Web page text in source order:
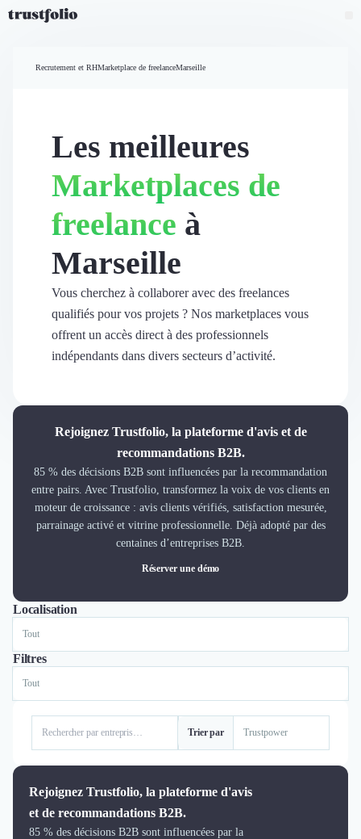
Widgets d'avis
Partage d’avis multicanal
Vidéo de témoignage
Révéler le réseau
Vitrine & média
Suivi du ROI
Voir tous nos avis clients
Découvrir
Découvrir le média
Demander une démo
Connexion
Cabinet de Recrutement
Conseil en Management et Organisation
Gestion paie
Qualité de Vie au Travail (QVT)
Portage Salarial
Responsabilité Sociétale des Entreprises (RSE)
Marketplace de freelance
Coaching
Logiciel SIRH
Solutions pour CSE
Marketing Digital
Inbound Marketing
Image de Marque & Branding
Recrutement et RHMarketplace de freelanceMarseille
Les meilleures
Marketplaces de
freelance à
Marseille
Vous cherchez à collaborer avec des freelances
qualifiés pour vos projets ? Nos marketplaces vous
offrent un accès direct à des professionnels
indépendants dans divers secteurs d’activité.
Rejoignez Trustfolio, la plateforme d'avis et de
recommandations B2B.
85 % des décisions B2B sont influencées par la recommandation
entre pairs. Avec Trustfolio, transformez la voix de vos clients en
moteur de croissance : avis clients vérifiés, satisfaction mesurée,
parrainage activé et vitrine professionnelle. Déjà adopté par des
centaines d’entreprises B2B.
Réserver une démo
Localisation
ToutParisLille
Filtres
Trier par
Rejoignez Trustfolio, la plateforme d'avis
et de recommandations B2B.
85 % des décisions B2B sont influencées par la